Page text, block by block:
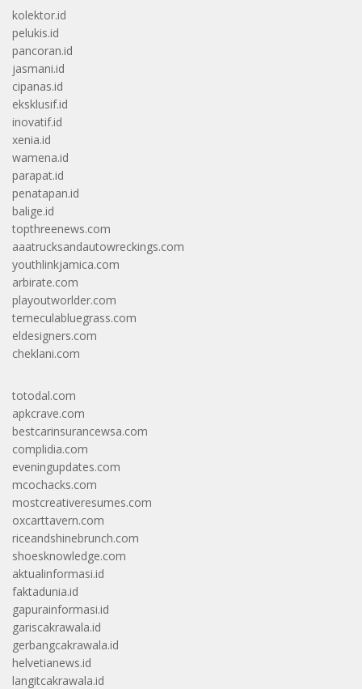
kolektor.id
pelukis.id
pancoran.id
jasmani.id
cipanas.id
eksklusif.id
inovatif.id
xenia.id
wamena.id
parapat.id
penatapan.id
balige.id
topthreenews.com
aaatrucksandautowreckings.com
youthlinkjamica.com
arbirate.com
playoutworlder.com
temeculabluegrass.com
eldesigners.com
cheklani.com
totodal.com
apkcrave.com
bestcarinsurancewsa.com
complidia.com
eveningupdates.com
mcochacks.com
mostcreativeresumes.com
oxcarttavern.com
riceandshinebrunch.com
shoesknowledge.com
aktualinformasi.id
faktadunia.id
gapurainformasi.id
gariscakrawala.id
gerbangcakrawala.id
helvetianews.id
langitcakrawala.id